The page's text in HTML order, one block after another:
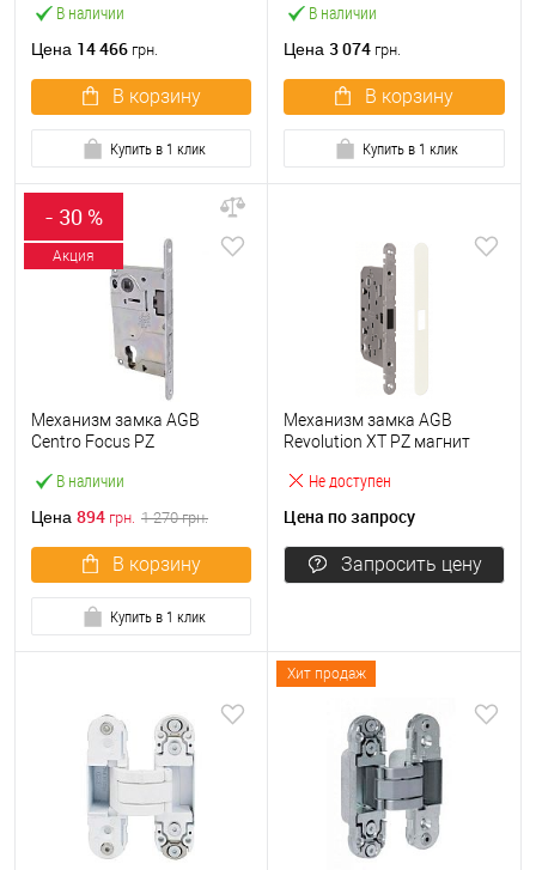
В наличии
Цена 14 466 грн.
В корзину
Купить в 1 клик
В наличии
Цена 3 074 грн.
В корзину
Купить в 1 клик
- 30 %
Акция
В наличии
Механизм замка AGB
Centro Foсus PZ
Цена 894 грн. 1 270грн.
В корзину
Купить в 1 клик
Не доступен
Механизм замка AGB
Revolution XT PZ магнит
Цена по запросу
Запросить цену
Хит продаж